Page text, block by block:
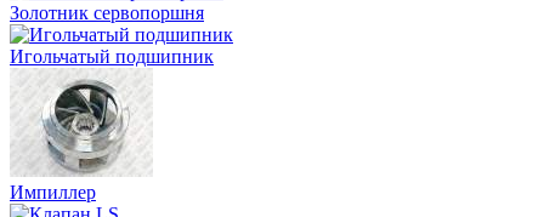
Золотник сервопоршня
Игольчатый подшипник
Импиллер